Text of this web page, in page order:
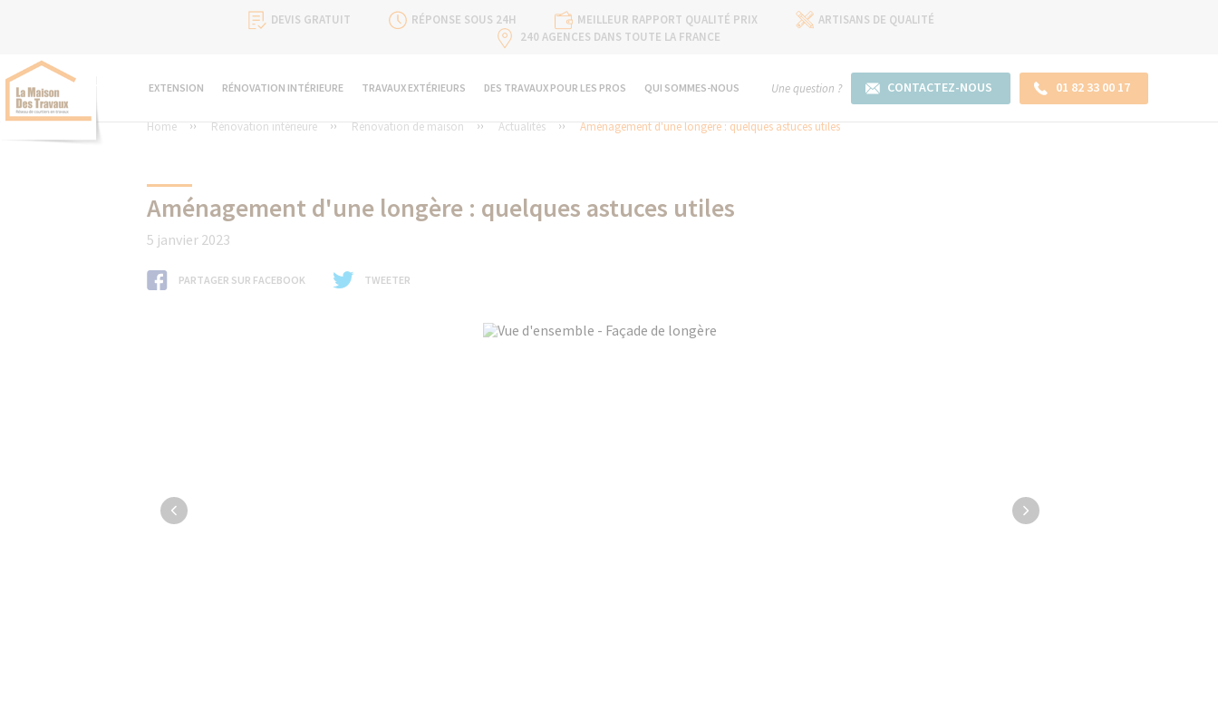
DEVIS GRATUIT RÉPONSE SOUS 24H MEILLEUR RAPPORT QUALITÉ PRIX
ARTISANS DE QUALITÉ
240 AGENCES DANS TOUTE LA FRANCE
EXTENSION RÉNOVATION INTÉRIEURE TRAVAUX EXTÉRIEURS DES TRAVAUX POUR LES PROS QUI SOMMES-NOUS Une question ? CONTACTEZ-NOUS 01 82 33 00 17
Home Rénovation intérieure Rénovation de maison Actualités Aménagement d'une longère : quelques astuces utiles
Aménagement d'une longère : quelques astuces utiles
5 janvier 2023
PARTAGER SUR FACEBOOK TWEETER